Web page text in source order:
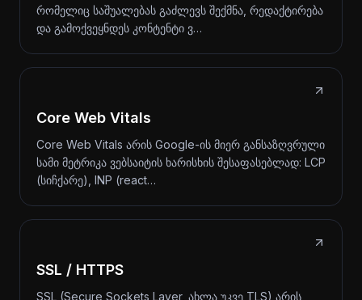
რომელიც საშუალებას გაძლევს შექმნა, რედაქტირება
და გამოქვეყნდეს კონტენტი ვ…
Core Web Vitals
Core Web Vitals არის Google-ის მიერ განსაზღვრული
სამი მეტრიკა ვებსაიტის ხარისხის შესაფასებლად: LCP
(სიჩქარე), INP (react…
SSL / HTTPS
SSL (Secure Sockets Layer, ახლა უკვე TLS) არის